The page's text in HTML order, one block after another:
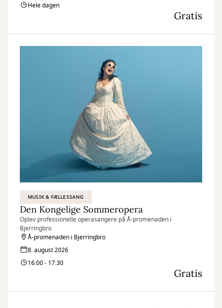
Hele dagen
Gratis
MUSIK & FÆLLESSANG
Den Kongelige Sommeropera
Oplev professionelle operasangere på Å-promenaden i
Bjerringbro
Å-promenaden i Bjerringbro
8. august 2026
16:00 - 17:30
Gratis